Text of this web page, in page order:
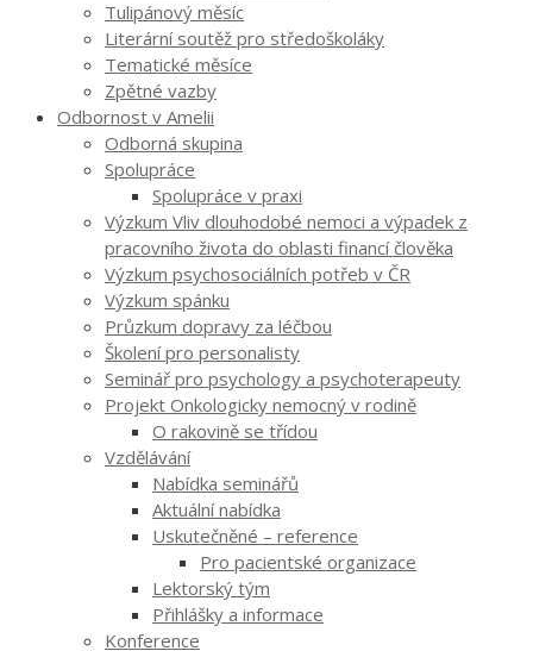
Tulipánový měsíc
Literární soutěž pro středoškoláky
Tematické měsíce
Zpětné vazby
Odbornost v Amelii
Odborná skupina
Spolupráce
Spolupráce v praxi
Výzkum Vliv dlouhodobé nemoci a výpadek z
pracovního života do oblasti financí člověka
Výzkum psychosociálních potřeb v ČR
Výzkum spánku
Průzkum dopravy za léčbou
Školení pro personalisty
Seminář pro psychology a psychoterapeuty
Projekt Onkologicky nemocný v rodině
O rakovině se třídou
Vzdělávání
Nabídka seminářů
Aktuální nabídka
Uskutečněné – reference
Pro pacientské organizace
Lektorský tým
Přihlášky a informace
Konference